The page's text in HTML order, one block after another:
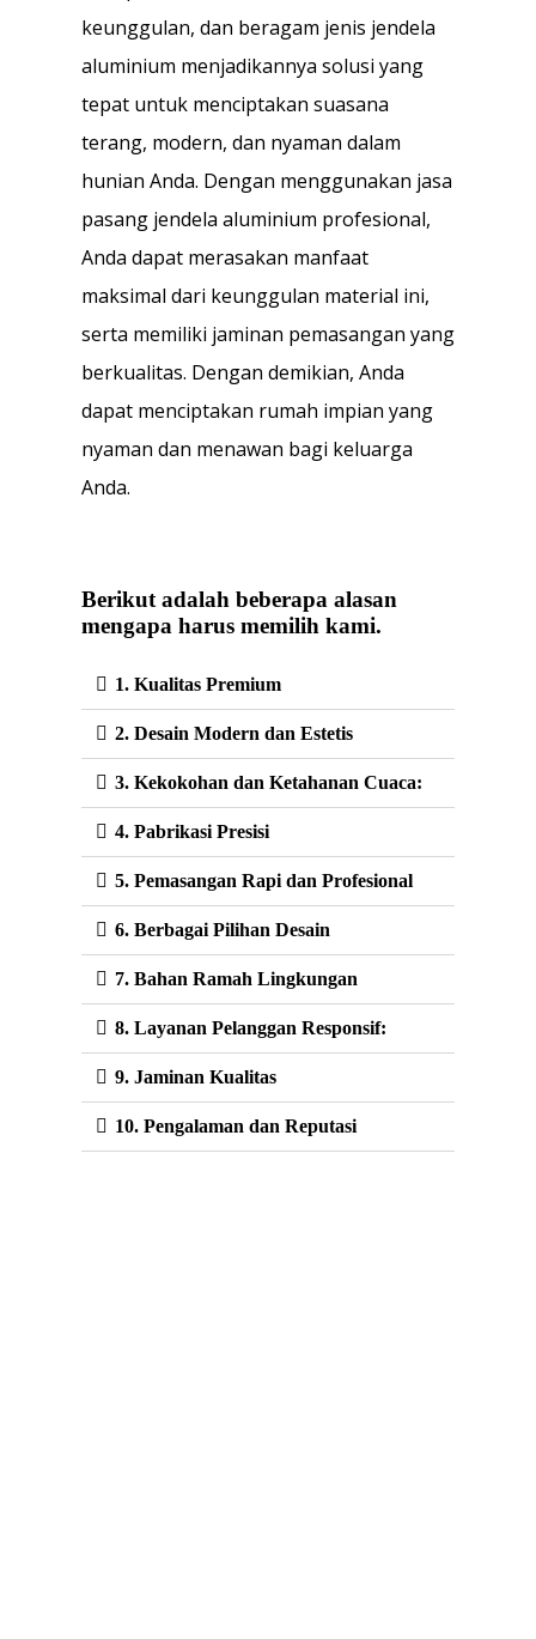
keunggulan, dan beragam jenis jendela
aluminium menjadikannya solusi yang
tepat untuk menciptakan suasana
terang, modern, dan nyaman dalam
hunian Anda. Dengan menggunakan jasa
pasang jendela aluminium profesional,
Anda dapat merasakan manfaat
maksimal dari keunggulan material ini,
serta memiliki jaminan pemasangan yang
berkualitas. Dengan demikian, Anda
dapat menciptakan rumah impian yang
nyaman dan menawan bagi keluarga
Anda.
Berikut adalah beberapa alasan
mengapa harus memilih kami.
1. Kualitas Premium
2. Desain Modern dan Estetis
3. Kekokohan dan Ketahanan Cuaca:
4. Pabrikasi Presisi
5. Pemasangan Rapi dan Profesional
6. Berbagai Pilihan Desain
7. Bahan Ramah Lingkungan
8. Layanan Pelanggan Responsif:
9. Jaminan Kualitas
10. Pengalaman dan Reputasi